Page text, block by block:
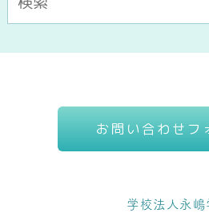
お問い合わせフ
学校法人永嶋